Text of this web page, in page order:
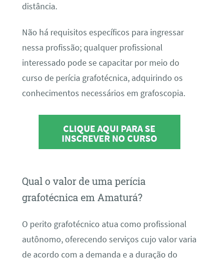
distância.
Não há requisitos específicos para ingressar
nessa profissão; qualquer profissional
interessado pode se capacitar por meio do
curso de perícia grafotécnica, adquirindo os
conhecimentos necessários em grafoscopia.
CLIQUE AQUI PARA SE
INSCREVER NO CURSO
Qual o valor de uma perícia
grafotécnica em Amaturá?
O perito grafotécnico atua como profissional
autônomo, oferecendo serviços cujo valor varia
de acordo com a demanda e a duração do